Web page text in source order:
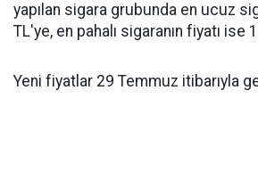
yapılan sigara grubunda en ucuz
TL'ye, en pahalı sigaranın fiyatı ise
Yeni fiyatlar 29 Temmuz itibarıyla